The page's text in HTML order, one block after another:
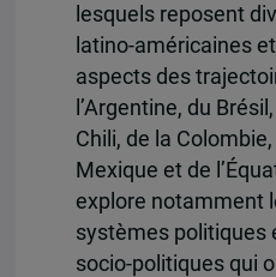
lesquels reposent
latino-américaines
aspects des
l’Argentine, du
Chili, de la
Mexique et de
explore notamment
systèmes politiques
socio-politiques qui